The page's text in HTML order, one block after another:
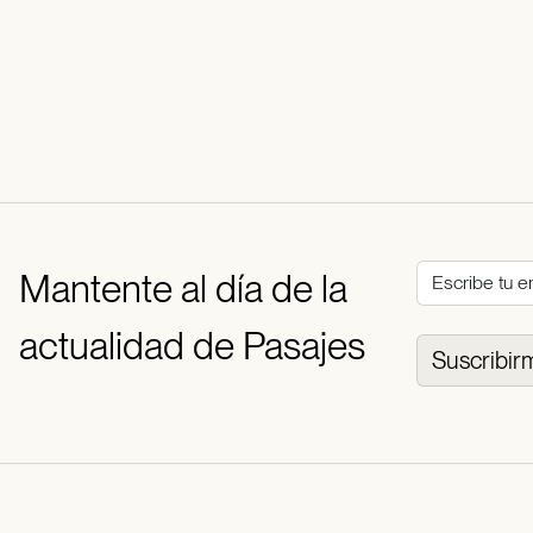
Mantente al día de la
actualidad de Pasajes